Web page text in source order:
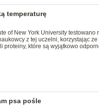
temperaturę
of New York University testowano
z tej uczelni, korzystając ze
proteiny, które są wyjątkowo
psa pośle